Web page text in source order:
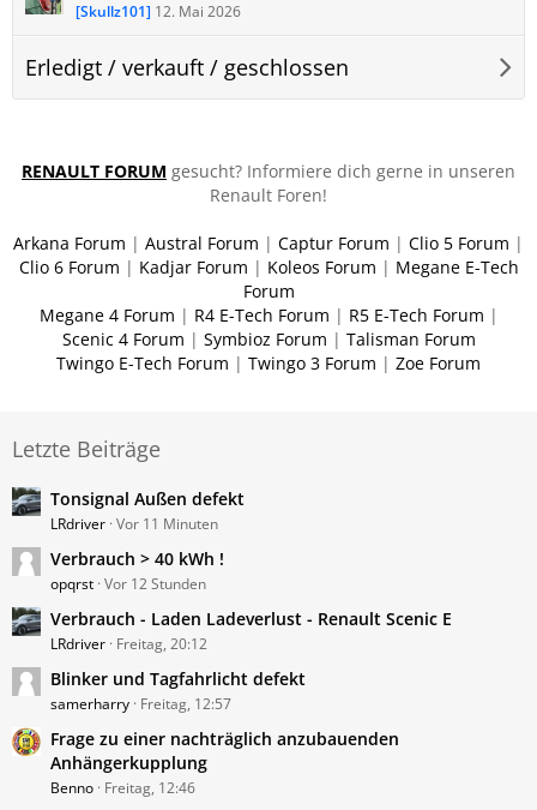
[Skullz101] 12. Mai 2026
Erledigt / verkauft / geschlossen
RENAULT FORUM gesucht? Informiere dich gerne in unseren
Renault Foren!
Arkana Forum | Austral Forum | Captur Forum | Clio 5 Forum |
Clio 6 Forum | Kadjar Forum | Koleos Forum | Megane E-Tech
Forum
Megane 4 Forum | R4 E-Tech Forum | R5 E-Tech Forum |
Scenic 4 Forum | Symbioz Forum | Talisman Forum
Twingo E-Tech Forum | Twingo 3 Forum | Zoe Forum
Letzte Beiträge
Tonsignal Außen defekt
LRdriver Vor 11 Minuten
Verbrauch > 40 kWh !
opqrst Vor 12 Stunden
Verbrauch - Laden Ladeverlust - Renault Scenic E
LRdriver Freitag, 20:12
Blinker und Tagfahrlicht defekt
samerharry Freitag, 12:57
Frage zu einer nachträglich anzubauenden
Anhängerkupplung
Benno Freitag, 12:46